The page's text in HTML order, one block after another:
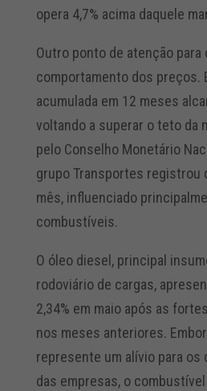
opera 4,7% acima daquele
Outro ponto de atenção
comportamento dos preços.
acumulada em 12 meses
voltando a superar o teto da
pelo Conselho Monetário
grupo Transportes registrou
mês, influenciado
combustíveis.
O óleo diesel, principal
rodoviário de cargas,
2,34% em maio após as
nos meses anteriores.
represente um alívio para
das empresas, o